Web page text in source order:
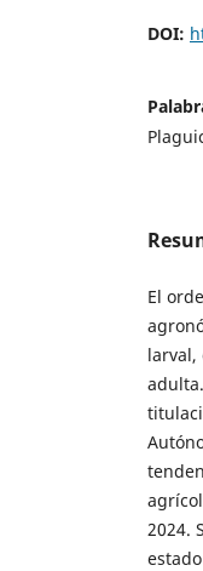
DOI:
El
larval,
2024.